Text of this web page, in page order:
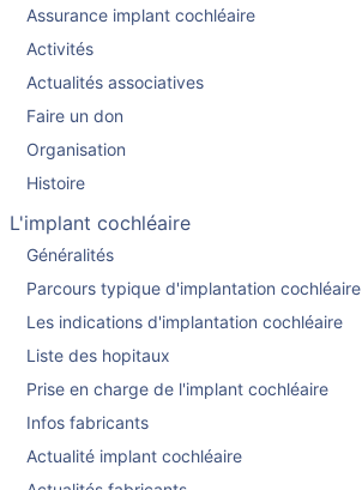
Assurance implant cochléaire
Activités
Actualités associatives
Faire un don
Organisation
Histoire
L'implant cochléaire
Généralités
Parcours typique d'implantation cochléaire
Les indications d'implantation cochléaire
Liste des hopitaux
Prise en charge de l'implant cochléaire
Infos fabricants
Actualité implant cochléaire